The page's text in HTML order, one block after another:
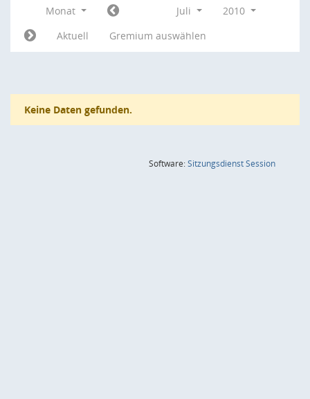
Monat Juli
2010
Aktuell
Gremium auswählen
Keine Daten gefunden.
Software:SitzungsdienstSession(Wird in